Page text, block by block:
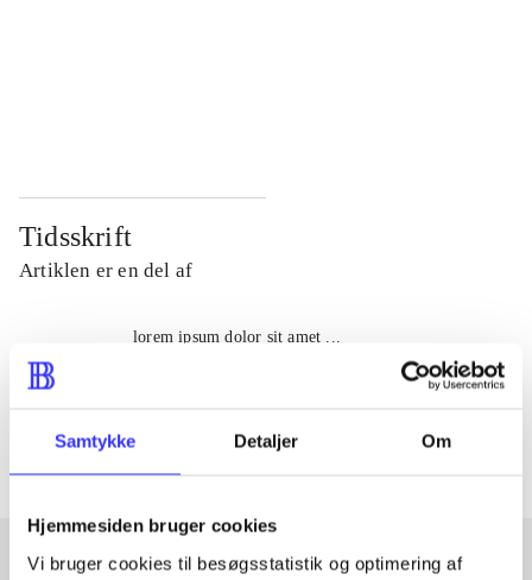
Samtykke Detaljer Om
Hjemmesiden bruger cookies
Vi bruger cookies til besøgsstatistik og optimering af
Tidsskrift
Artiklen er en del af
lorem ipsum dolor sit amet ...